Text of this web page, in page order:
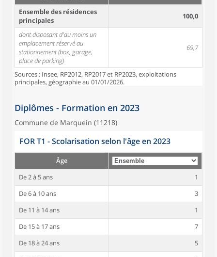
Ensemble des résidences
principales
100,0
dont disposant d'au moins un
emplacement réservé au
stationnement (box, garage,
place de parking)
69,7
Sources : Insee, RP2012, RP2017 et RP2023, exploitations
principales, géographie au 01/01/2026.
Diplômes - Formation en 2023
Commune de Marquein (11218)
FOR T1 - Scolarisation selon l'âge en 2023
Âge
De 2 à 5 ans
1
De 6 à 10 ans
3
De 11 à 14 ans
1
De 15 à 17 ans
7
De 18 à 24 ans
5